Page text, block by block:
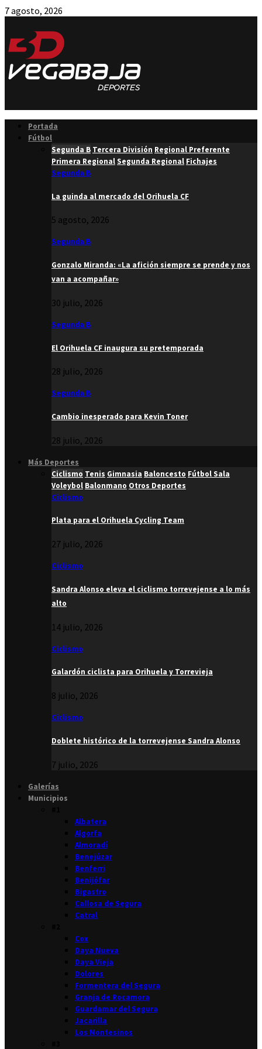
7 agosto, 2026
Portada
Fútbol
Segunda B Tercera División Regional Preferente
Primera RegionalSegunda Regional Fichajes
Segunda B
La guinda al mercado del Orihuela CF
5 agosto, 2026
Segunda B
Gonzalo Miranda: «La afición siempre se prende y nos
van a acompañar»
30 julio, 2026
Segunda B
El Orihuela CF inaugura su pretemporada
28 julio, 2026
Segunda B
Cambio inesperado para Kevin Toner
28 julio, 2026
Más Deportes
Ciclismo Tenis Gimnasia Baloncesto Fútbol Sala
Voleybol Balonmano Otros Deportes
Ciclismo
Plata para el Orihuela Cycling Team
27 julio, 2026
Ciclismo
Sandra Alonso eleva el ciclismo torrevejense a lo más
alto
14 julio, 2026
Ciclismo
Galardón ciclista para Orihuela y Torrevieja
8 julio, 2026
Ciclismo
Doblete histórico de la torrevejense Sandra Alonso
7 julio, 2026
Galerías
Municipios
Albatera
Algorfa
Almoradí
Benejúzar
Benferri
Benijófar
Bigastro
Callosa de Segura
Catral
Cox
Daya Nueva
Daya Vieja
Dolores
Formentera del Segura
Granja de Rocamora
Guardamar del Segura
Jacarilla
Los Montesinos